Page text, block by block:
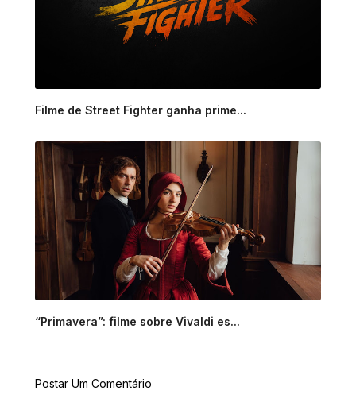
Filme de Street Fighter ganha prime...
“Primavera”: filme sobre Vivaldi es...
Postar Um Comentário